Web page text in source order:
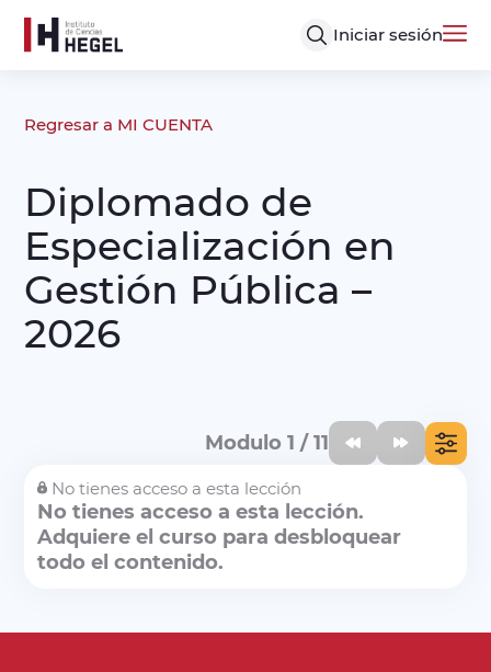
Iniciar sesión
Regresar a MI CUENTA
Modulo 1 / 11
No tienes acceso a esta lección
No tienes acceso a esta lección.
Adquiere el curso para desbloquear
todo el contenido.
Diplomado de
Especialización en
Gestión Pública –
2026